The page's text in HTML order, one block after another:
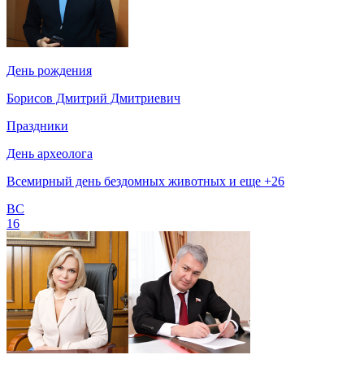
День рождения
Борисов Дмитрий Дмитриевич
Праздники
День археолога
Всемирный день бездомных животных и еще +26
ВС
16